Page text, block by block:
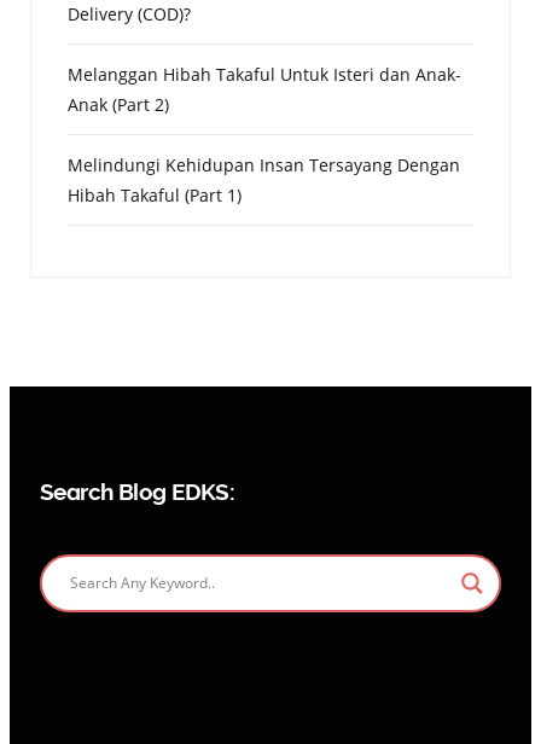
Delivery (COD)?
Melanggan Hibah Takaful Untuk Isteri dan Anak-
Anak (Part 2)
Melindungi Kehidupan Insan Tersayang Dengan
Hibah Takaful (Part 1)
Search Blog EDKS: